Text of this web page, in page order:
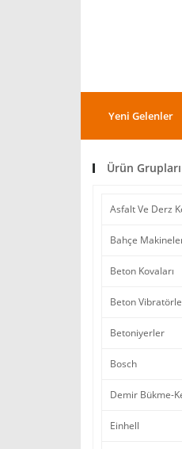
Yeni Gelenler
Ürün Grupları
Asfalt Ve Derz
Bahçe
Beton Kovaları
Beton
Betoniyerler
Bosch
Demir Bükme-
Einhell